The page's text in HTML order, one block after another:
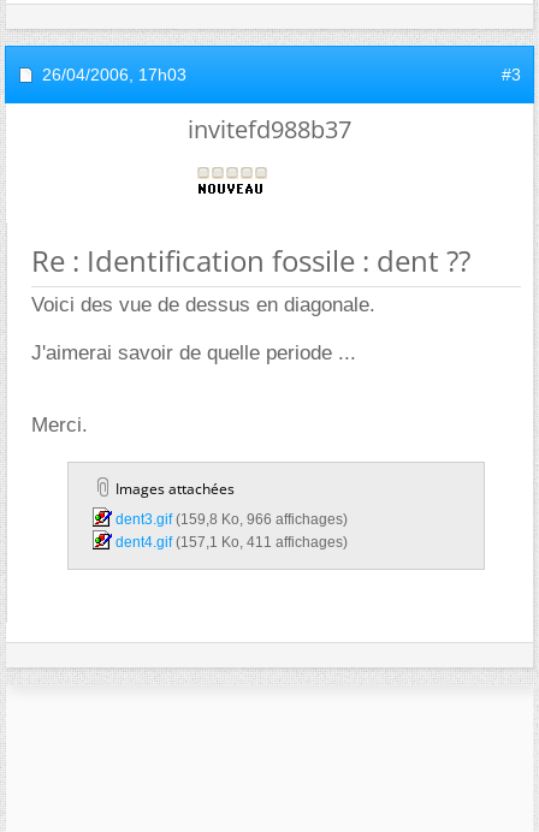
26/04/2006, 17h03 #3
invitefd988b37
Re : Identification fossile : dent ??
Voici des vue de dessus en diagonale.
J'aimerai savoir de quelle periode ...
Merci.
Images attachées
dent3.gif‎ (159,8 Ko, 966 affichages)
dent4.gif‎ (157,1 Ko, 411 affichages)